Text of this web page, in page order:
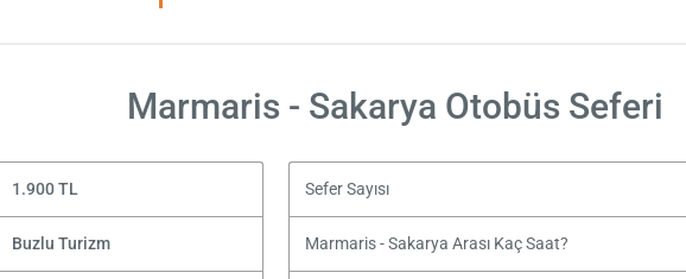
Marmaris - Sakarya Otobüs Seferi
1.900 TL Sefer Sayısı
Buzlu Turizm Marmaris - Sakarya Arası Kaç Saat?